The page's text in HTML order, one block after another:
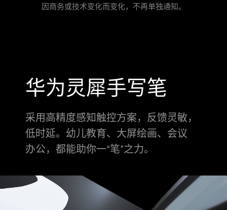
因商务或技术变化而变化，不再单独通知。
华为灵犀手写笔
采用高精度感知触控方案，反馈灵敏，
低时延。幼儿教育、 大屏绘画、会议
办公，都能助你一“笔”之力。